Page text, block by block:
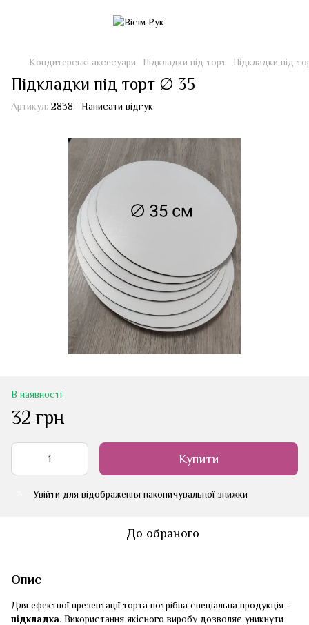
Кондитерські аксесуари Підкладки під торт Підкладки під
Підкладки під торт ∅ 35
Артикул: 2838 Написати відгук
В наявності
32 грн
Купити
Увійти для відображення накопичувальної знижки
До обраного
Опис
Для ефектної презентації торта потрібна спеціальна продукція -
підкладка. Використання якісного виробу дозволяє уникнути